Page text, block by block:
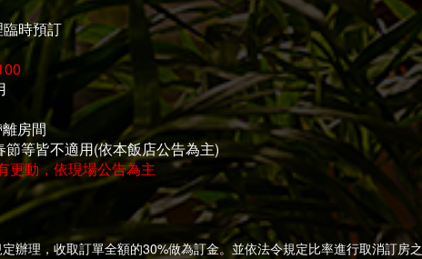
時預訂
離房間
等皆不適用(依本飯店公告為主)
更動，依現場公告為主
辦理，收取訂單全額的30%做為訂金。並依法令規定比率進行取消訂房之